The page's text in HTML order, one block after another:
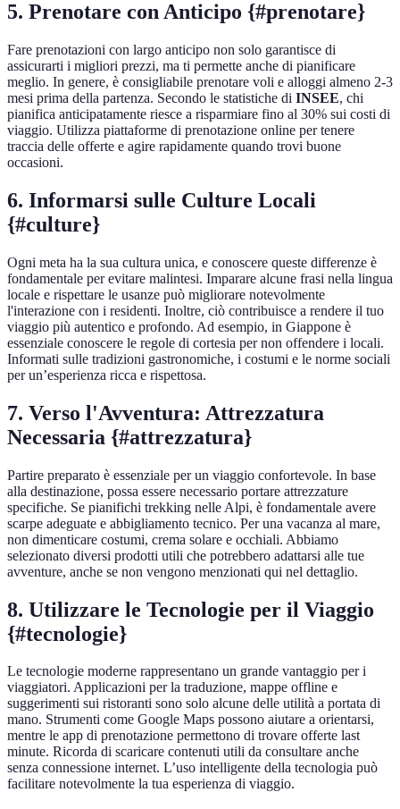
5. Prenotare con Anticipo {#prenotare}
Fare prenotazioni con largo anticipo non solo garantisce di
assicurarti i migliori prezzi, ma ti permette anche di pianificare
meglio. In genere, è consigliabile prenotare voli e alloggi almeno 2-3
mesi prima della partenza. Secondo le statistiche di INSEE, chi
pianifica anticipatamente riesce a risparmiare fino al 30% sui costi di
viaggio. Utilizza piattaforme di prenotazione online per tenere
traccia delle offerte e agire rapidamente quando trovi buone
occasioni.
6. Informarsi sulle Culture Locali
{#culture}
Ogni meta ha la sua cultura unica, e conoscere queste differenze è
fondamentale per evitare malintesi. Imparare alcune frasi nella lingua
locale e rispettare le usanze può migliorare notevolmente
l'interazione con i residenti. Inoltre, ciò contribuisce a rendere il tuo
viaggio più autentico e profondo. Ad esempio, in Giappone è
essenziale conoscere le regole di cortesia per non offendere i locali.
Informati sulle tradizioni gastronomiche, i costumi e le norme sociali
per un’esperienza ricca e rispettosa.
7. Verso l'Avventura: Attrezzatura
Necessaria {#attrezzatura}
Partire preparato è essenziale per un viaggio confortevole. In base
alla destinazione, possa essere necessario portare attrezzature
specifiche. Se pianifichi trekking nelle Alpi, è fondamentale avere
scarpe adeguate e abbigliamento tecnico. Per una vacanza al mare,
non dimenticare costumi, crema solare e occhiali. Abbiamo
selezionato diversi prodotti utili che potrebbero adattarsi alle tue
avventure, anche se non vengono menzionati qui nel dettaglio.
8. Utilizzare le Tecnologie per il Viaggio
{#tecnologie}
Le tecnologie moderne rappresentano un grande vantaggio per i
viaggiatori. Applicazioni per la traduzione, mappe offline e
suggerimenti sui ristoranti sono solo alcune delle utilità a portata di
mano. Strumenti come Google Maps possono aiutare a orientarsi,
mentre le app di prenotazione permettono di trovare offerte last
minute. Ricorda di scaricare contenuti utili da consultare anche
senza connessione internet. L’uso intelligente della tecnologia può
facilitare notevolmente la tua esperienza di viaggio.